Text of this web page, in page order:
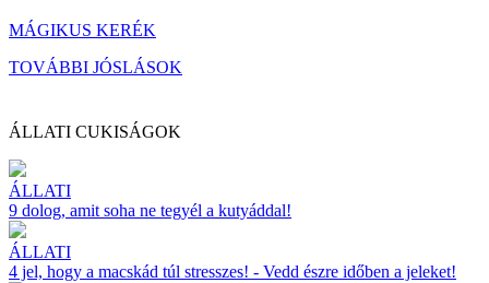
MÁGIKUS KERÉK
TOVÁBBI JÓSLÁSOK
ÁLLATI CUKISÁGOK
ÁLLATI
9 dolog, amit soha ne tegyél a kutyáddal!
ÁLLATI
4 jel, hogy a macskád túl stresszes! - Vedd észre időben a jeleket!